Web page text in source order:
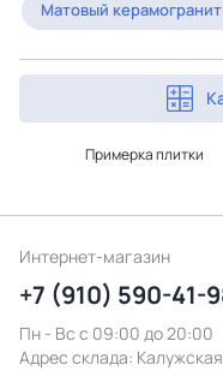
Матовый керамогранит
Примерка плитки
Интернет-магазин
+7 (910) 590-41-
Пн - Вс с 09:00 до 20:00
Адрес склада: